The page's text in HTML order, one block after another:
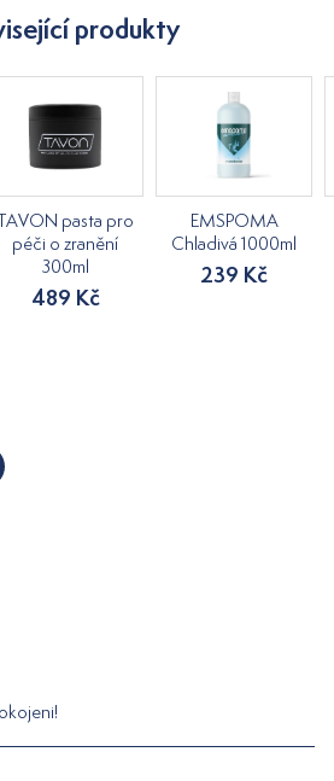
produkty
pasta pro
péči o zranění
300ml
489 Kč
EMSPOMA
Chladivá 1000ml
239 Kč